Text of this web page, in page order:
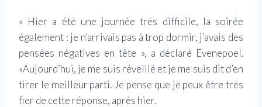
« Hier a été une journée très difficile, la soirée
également : je n’arrivais pas à trop dormir, j’avais des
pensées négatives en tête », a déclaré Evenepoel.
«Aujourd’hui, je me suis réveillé et je me suis dit d’en
tirer le meilleur parti. Je pense que je peux être très
fier de cette réponse, après hier.